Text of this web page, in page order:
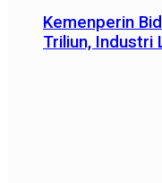
Kemenperin
Triliun, Industri